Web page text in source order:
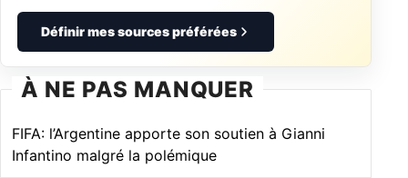
Définir mes sources préférées
À NE PAS MANQUER
FIFA: l’Argentine apporte son soutien à Gianni
Infantino malgré la polémique